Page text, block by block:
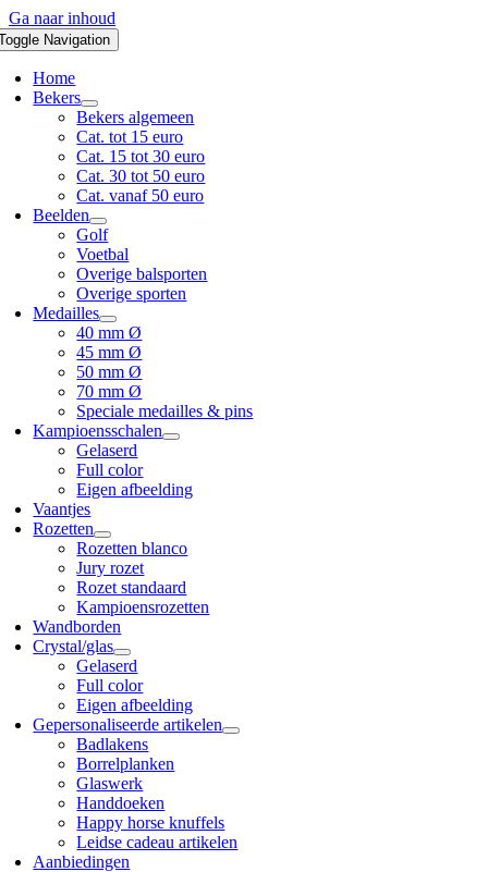
Ga naar inhoud
Navigation
Home
Bekers
Bekers algemeen
Cat. tot 15 euro
Cat. 15 tot 30 euro
Cat. 30 tot 50 euro
Cat. vanaf 50 euro
Beelden
Golf
Voetbal
Overige balsporten
Overige sporten
Medailles
40 mm Ø
45 mm Ø
50 mm Ø
70 mm Ø
Speciale medailles & pins
Kampioensschalen
Gelaserd
Full color
Eigen afbeelding
Vaantjes
Rozetten
Rozetten blanco
Jury rozet
Rozet standaard
Kampioensrozetten
Wandborden
Crystal/glas
Gelaserd
Full color
Eigen afbeelding
Gepersonaliseerde artikelen
Badlakens
Borrelplanken
Glaswerk
Handdoeken
Happy horse knuffels
Leidse cadeau artikelen
Aanbiedingen